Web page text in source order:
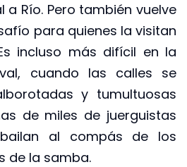
a Río. Pero también vuelve
para quienes la visitan
incluso más difícil en la
cuando las calles se
y tumultuosas
de miles de juerguistas
al compás de los
de la samba.